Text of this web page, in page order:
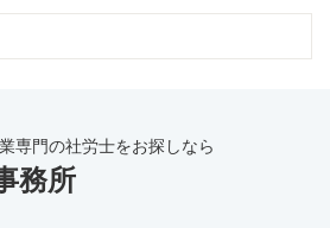
専門の社労士をお探しなら
務所